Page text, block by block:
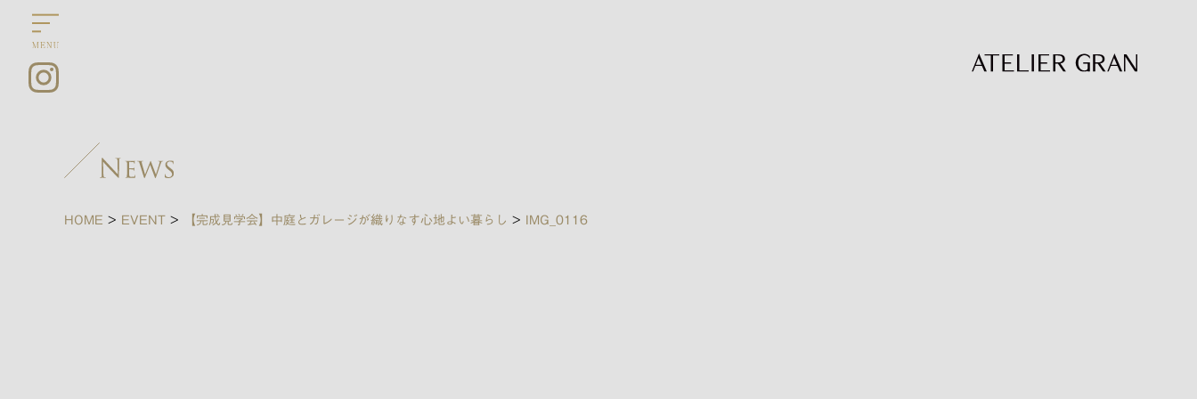
HOME > EVENT > 【完成見学会】中庭とガレージが織りなす心地よい暮らし > IMG_0116